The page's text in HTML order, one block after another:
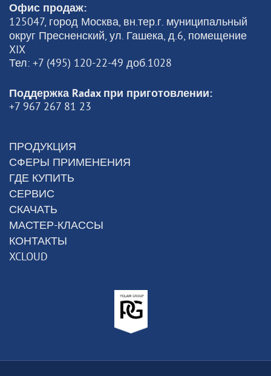
Офис продаж:
125047, город Москва, вн.тер.г. муниципальный
округ Пресненский, ул. Гашека, д.6, помещение
XIX
Тел: +7 (495) 120-22-49 доб.1028
Поддержка Radax при приготовлении:
+7 967 267 81 23
ПРОДУКЦИЯ
СФЕРЫ ПРИМЕНЕНИЯ
ГДЕ КУПИТЬ
СЕРВИС
СКАЧАТЬ
МАСТЕР-КЛАССЫ
КОНТАКТЫ
XCLOUD